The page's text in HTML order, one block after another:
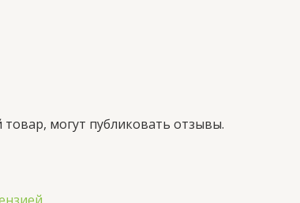
могут публиковать отзывы.